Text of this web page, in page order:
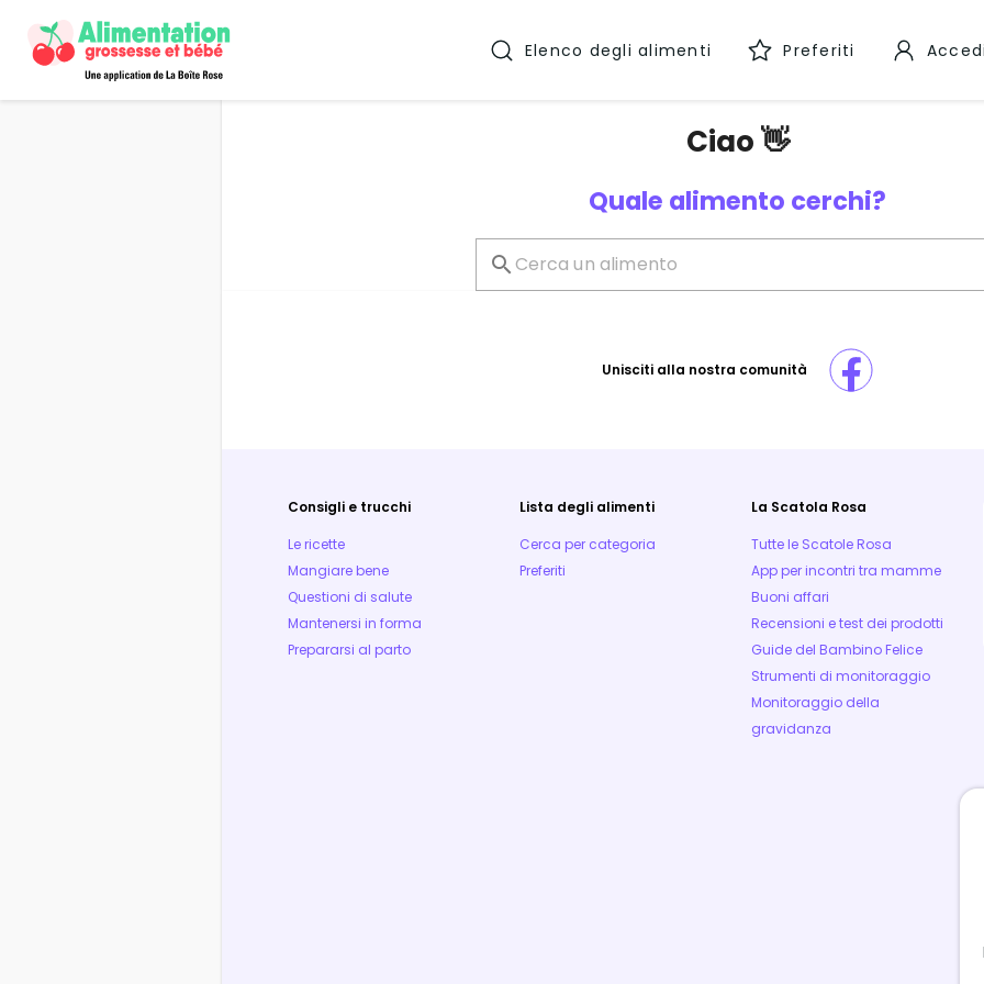
Elenco degli alimenti Preferiti
Ciao 👋
Quale alimento cerchi?
Unisciti alla nostra comunità
Consigli e trucchi
Le ricette
Mangiare bene
Questioni di salute
Mantenersi in forma
Prepararsi al parto
Lista degli alimenti
Cerca per categoria
Preferiti
La Scatola Rosa
Tutte le Scatole Rosa
App per incontri tra mamme
Buoni affari
Recensioni e test dei prodotti
Guide del Bambino Felice
Strumenti di monitoraggio
Monitoraggio della
gravidanza